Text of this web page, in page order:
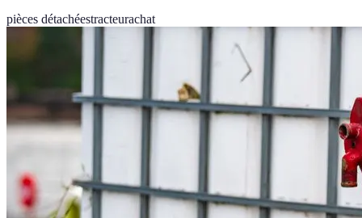
pièces détachéestracteurachat